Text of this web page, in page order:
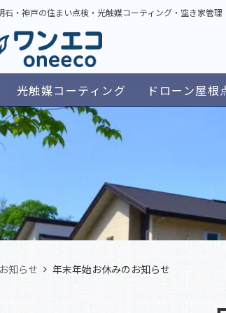
石・神戸の住まい点検・光触媒コーティング・空き家管理
光触媒コーティング ドローン屋根
お知らせ 年末年始お休みのお知らせ